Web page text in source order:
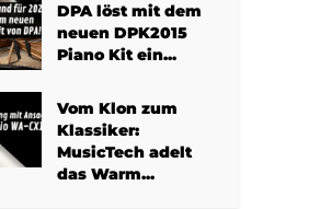
DPA löst mit dem
neuen DPK2015
Piano Kit ein...
Vom Klon zum
Klassiker:
MusicTech adelt
das Warm...